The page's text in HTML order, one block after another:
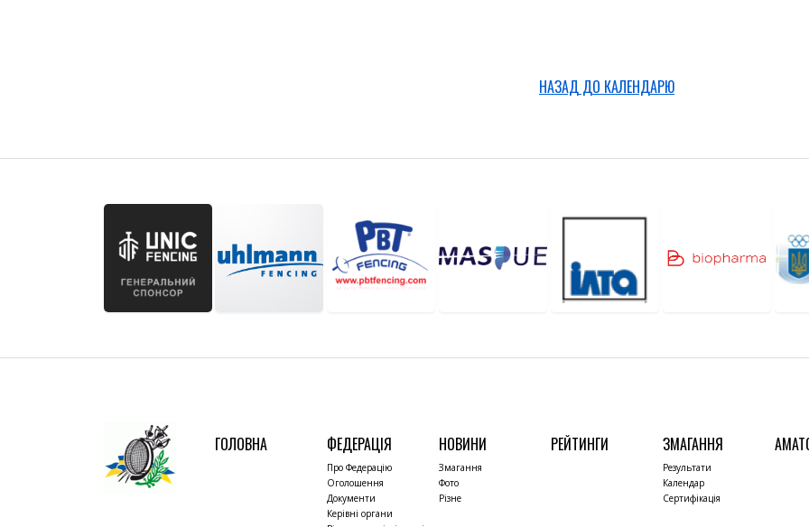
НАЗАД ДО КАЛЕНДАРЮ
ГОЛОВНА ФЕДЕРАЦІЯ
Про Федерацію
Оголошення
Документи
Керівні органи
НОВИНИ
Змагання
Фото
Різне
РЕЙТИНГИ ЗМАГАННЯ
Результати
Календар
Сертифікація